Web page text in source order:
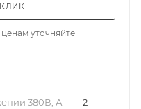
уточняйте
380В, А — 2